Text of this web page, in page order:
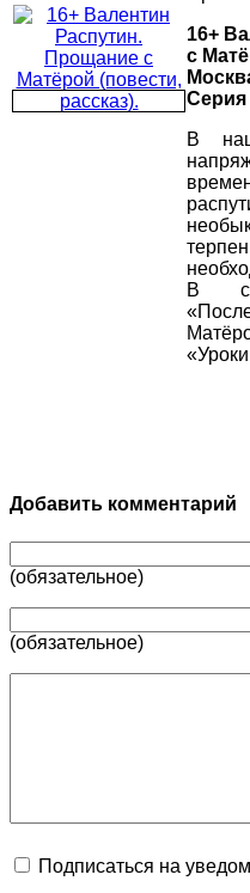
16+
с
Серия
В
В
Добавить комментарий
(обязательное)
(обязательное)
Подписаться на